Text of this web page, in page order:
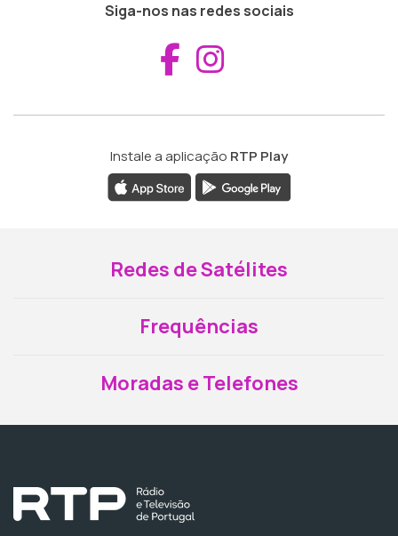
Siga-nos nas redes sociais
Aceder ao
Instale a aplicação RTP Play
Redes de Satélites
Frequências
Moradas e Telefones